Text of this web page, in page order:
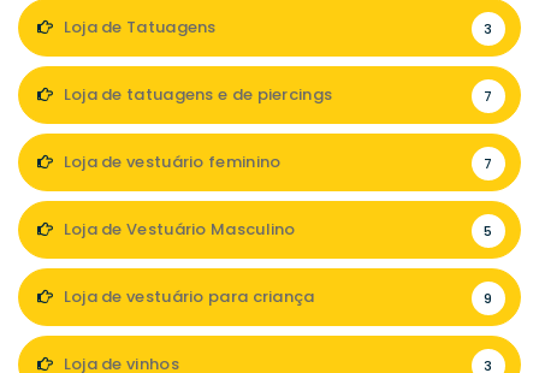
Loja de Tatuagens 3
Loja de tatuagens e de piercings 7
Loja de vestuário feminino 7
Loja de Vestuário Masculino 5
Loja de vestuário para criança 9
Loja de vinhos 3